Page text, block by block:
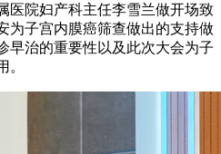
医院妇产科主任李雪兰做开场致
为子宫内膜癌筛查做出的支持做
早治的重要性以及此次大会为子
。